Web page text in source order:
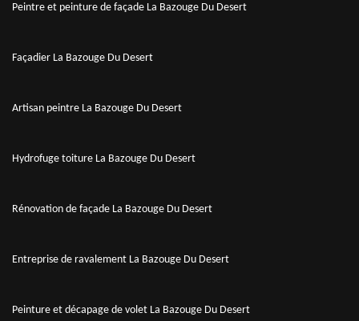
Peintre et peinture de façade La Bazouge Du Desert
Façadier La Bazouge Du Desert
Artisan peintre La Bazouge Du Desert
Hydrofuge toiture La Bazouge Du Desert
Rénovation de façade La Bazouge Du Desert
Entreprise de ravalement La Bazouge Du Desert
Peinture et décapage de volet La Bazouge Du Desert